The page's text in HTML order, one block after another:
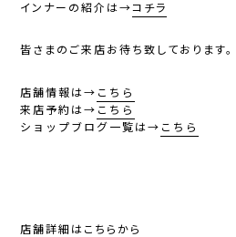
インナーの紹介は→コチラ
皆さまのご来店お待ち致しております。
店舗情報は→ こちら
来店予約は→ こちら
ショップブログ一覧は→ こちら
店舗詳細はこちらから